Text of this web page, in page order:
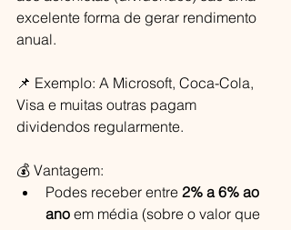
excelente forma de gerar rendimento
anual.
📌 Exemplo: A Microsoft, Coca-Cola,
Visa e muitas outras pagam
dividendos regularmente.
💰 Vantagem:
Podes receber entre 2% a 6% ao
ano em média (sobre o valor que